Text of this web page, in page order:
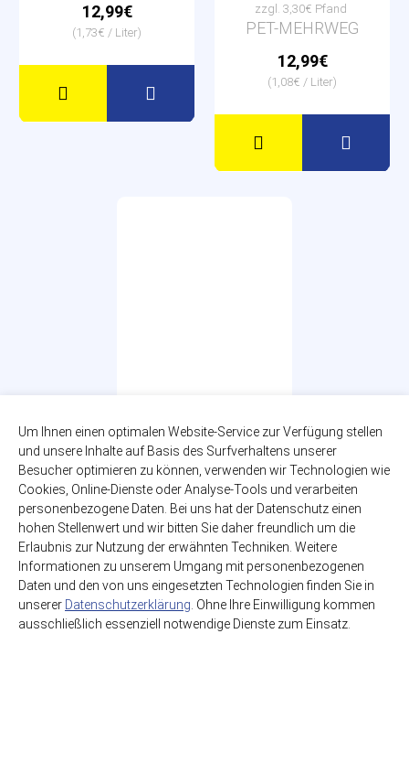
12,99€
(1,73€ / Liter)
zzgl. 3,30€ Pfand
PET-MEHRWEG
12,99€
(1,08€ / Liter)
Bionade Naturtrübe
Orange
12 x 0,33l
zzgl. 2,46€ Pfand
Glas-MEHRWEG
11,99€
(3,03€ / Liter)
Um Ihnen einen optimalen Website-Service zur Verfügung stellen
und unsere Inhalte auf Basis des Surfverhaltens unserer
Besucher optimieren zu können, verwenden wir Technologien wie
Cookies, Online-Dienste oder Analyse-Tools und verarbeiten
personenbezogene Daten. Bei uns hat der Datenschutz einen
hohen Stellenwert und wir bitten Sie daher freundlich um die
Erlaubnis zur Nutzung der erwähnten Techniken. Weitere
Informationen zu unserem Umgang mit personenbezogenen
Daten und den von uns eingesetzten Technologien finden Sie in
unserer Datenschutzerklärung. Ohne Ihre Einwilligung kommen
ausschließlich essenziell notwendige Dienste zum Einsatz.